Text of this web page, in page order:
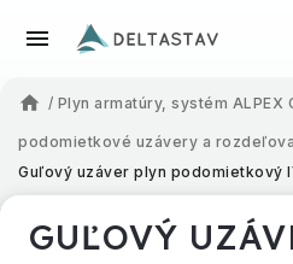
/ Plyn armatúry, systém ALPEX
podomietkové uzávery a
Guľový uzáver plyn podomietkový
GUĽOVÝ